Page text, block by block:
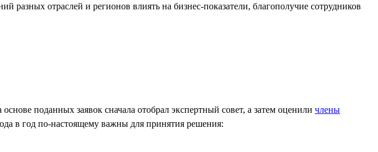
отраслей и регионов влиять на бизнес-показатели, благополучие сотрудников
поданных заявок сначала отобрал экспертный совет, а затем оценили члены
в год по-настоящему важны для принятия решения: